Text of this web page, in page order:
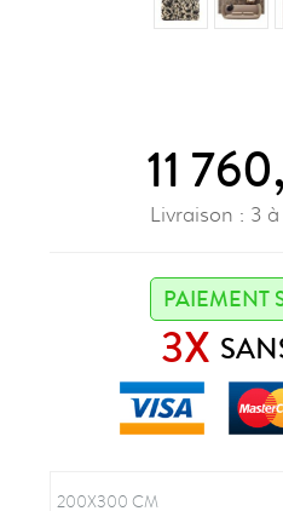
11
Livraison : 3
PAIEMENT
3X